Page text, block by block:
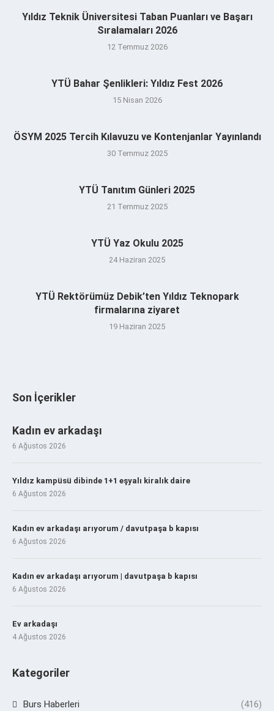
Yıldız Teknik Üniversitesi Taban Puanları ve Başarı
Sıralamaları 2026
12 Temmuz 2026
YTÜ Bahar Şenlikleri: Yıldız Fest 2026
15 Nisan 2026
ÖSYM 2025 Tercih Kılavuzu ve Kontenjanlar Yayınlandı
30 Temmuz 2025
YTÜ Tanıtım Günleri 2025
21 Temmuz 2025
YTÜ Yaz Okulu 2025
24 Haziran 2025
YTÜ Rektörümüz Debik’ten Yıldız Teknopark
firmalarına ziyaret
19 Haziran 2025
Son İçerikler
Kadın ev arkadaşı
6 Ağustos 2026
Yıldız kampüsü dibinde 1+1 eşyalı kiralık daire
6 Ağustos 2026
Kadın ev arkadaşı arıyorum / davutpaşa b kapısı
6 Ağustos 2026
Kadın ev arkadaşı arıyorum | davutpaşa b kapısı
6 Ağustos 2026
Ev arkadaşı
4 Ağustos 2026
Kategoriler
Burs Haberleri (416)